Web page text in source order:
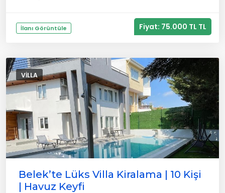
İlanı Görüntüle Fiyat: 75.000 TL TL
VILLA
Belek’te Lüks Villa Kiralama | 10 Kişi
| Havuz Keyfi